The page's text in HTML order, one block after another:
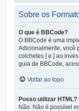
Sobre os
O que é BBCode?
O BBCode é uma
Adicionalmente, você
colchetes [ e ] ao
guia de BBCode,
Voltar ao topo
Posso utilizar HTML?
Não. Não é possível